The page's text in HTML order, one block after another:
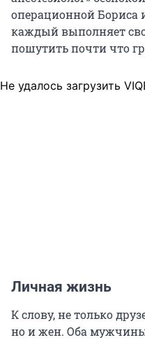
операционной Бориса
каждый выполняет
пошутить почти что
Не удалось загрузить
Личная жизнь
К слову, не только
но и жен. Оба